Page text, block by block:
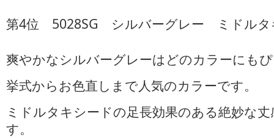
第4位 5028SG シルバーグレー ミドルタ
爽やかなシルバーグレーはどのカラーにも
挙式からお色直しまで人気のカラーです。
ミドルタキシードの足長効果のある絶妙な
す。